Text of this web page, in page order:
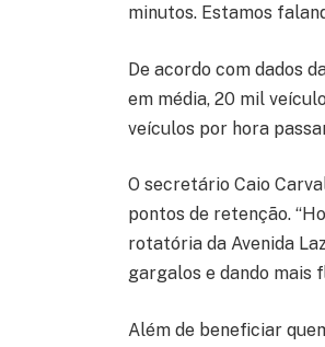
minutos. Estamos
De acordo com dados
em média, 20 mil
veículos por hora
O secretário Caio
pontos de retenção.
rotatória da Avenida
gargalos e dando mais
Além de beneficiar